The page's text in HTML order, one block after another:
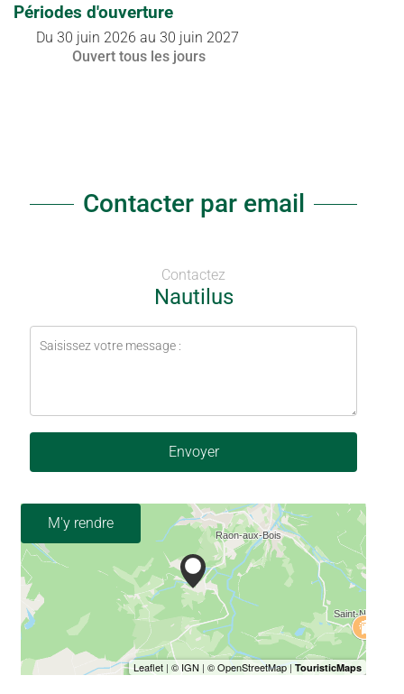
Périodes d'ouverture
Du 30 juin 2026 au 30 juin 2027
Ouvert tous les jours
Contacter par email
Contactez
Nautilus
Envoyer
M'y rendre